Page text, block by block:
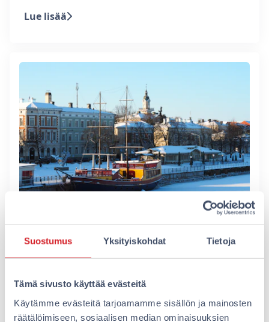
Suostumus Yksityiskohdat Tietoja
Tämä sivusto käyttää evästeitä
Käytämme evästeitä tarjoamamme sisällön ja mainosten
räätälöimiseen, sosiaalisen median ominaisuuksien
Lue lisää
Porin budjettimatkailijan
sinun pitäisi tyytyä huonoon sijaintiin tai
kalliiseen hotelliin. Budjettimatkailija voi yöpyä
keskustassa laadukkaassa majoituksessa ja…